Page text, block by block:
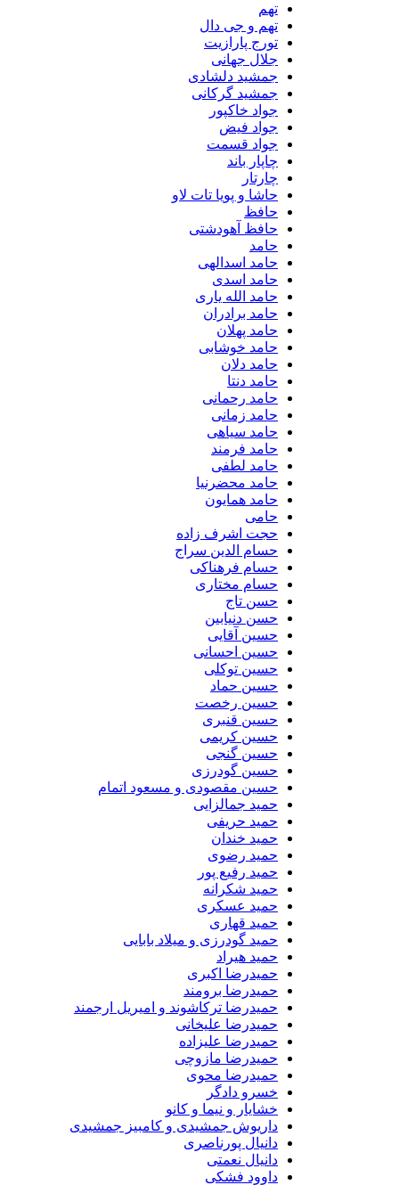
تهم و جی دال
تورج پارازیت
جلال جهانی
جمشید دلشادی
جمشید گرکانی
جواد خاکپور
جواد فیض
جواد قسمت
چاپار باند
حاشا و پویا تات لاو
حافظ آهودشتی
حامد اسدالهی
حامد اسدی
حامد الله یاری
حامد برادران
حامد پهلان
حامد خوشابی
حامد دلان
حامد دنتا
حامد رحمانی
حامد زمانی
حامد سیاهی
حامد فرمند
حامد لطفی
حامد محضرنیا
حامد همایون
حجت اشرف زاده
حسام الدین سراج
حسام فرهناکی
حسام مختاری
حسن تاج
حسن دنیابین
حسین آقایی
حسین احسانی
حسین توکلی
حسین حماد
حسین رخصت
حسین قنبری
حسین کریمی
حسین گنجی
حسین گودرزی
حسین مقصودی و مسعود اتمام
حمید جمالزایی
حمید حریفی
حمید خندان
حمید رضوی
حمید رفیع پور
حمید شکرانه
حمید عسکری
حمید قهاری
حمید گودرزی و میلاد بابایی
حمید هیراد
حمیدرضا اکبری
حمیدرضا برومند
حمیدرضا ترکاشوند و امیریل ارجمند
حمیدرضا علیخانی
حمیدرضا علیزاده
حمیدرضا مازوچی
حمیدرضا محوی
خسرو دادگر
خشایار و نیما و کانو
داریوش جمشیدی و کامبیز جمشیدی
دانیال پورناصری
دانیال نعمتی
داوود فشکی